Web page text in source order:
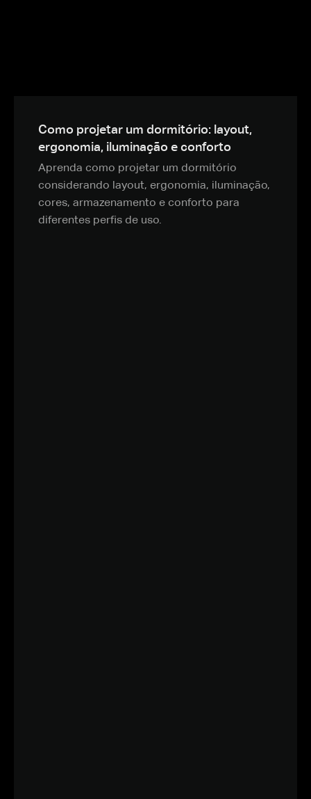
Como projetar um dormitório: layout,
ergonomia, iluminação e conforto
Aprenda como projetar um dormitório
considerando layout, ergonomia, iluminação,
cores, armazenamento e conforto para
diferentes perfis de uso.